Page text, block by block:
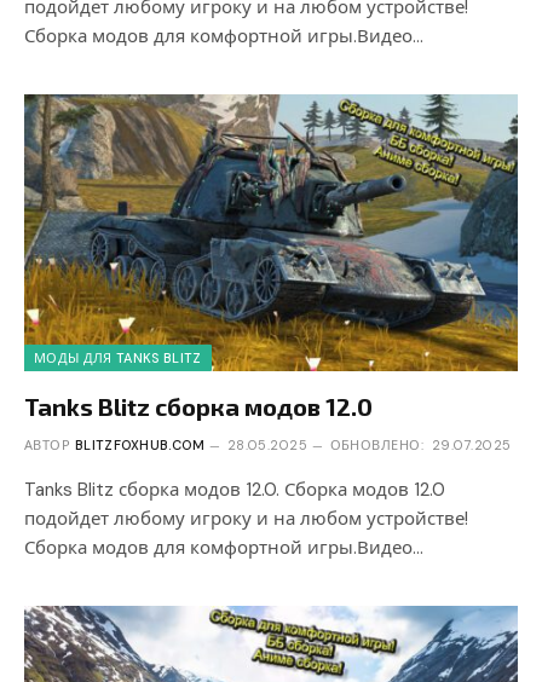
подойдет любому игроку и на любом устройстве!
Сборка модов для комфортной игры.Видео…
МОДЫ ДЛЯ TANKS BLITZ
Tanks Blitz сборка модов 12.0
АВТОР BLITZFOXHUB.COM 28.05.2025 ОБНОВЛЕНО: 29.07.2025
Tanks Blitz сборка модов 12.0. Сборка модов 12.0
подойдет любому игроку и на любом устройстве!
Сборка модов для комфортной игры.Видео…